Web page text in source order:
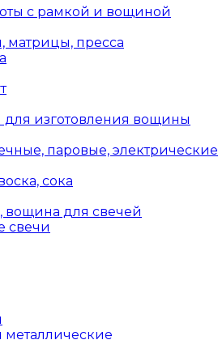
с рамкой и вощиной
матрицы, пресса
изготовления вощины
паровые, электрические
сока
вощина для свечей
свечи
металлические